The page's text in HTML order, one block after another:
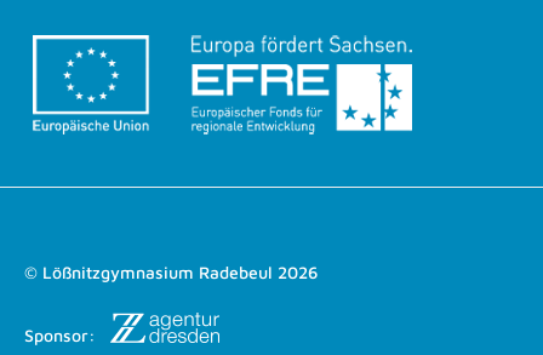
© Lößnitzgymnasium Radebeul 2026
Sponsor: